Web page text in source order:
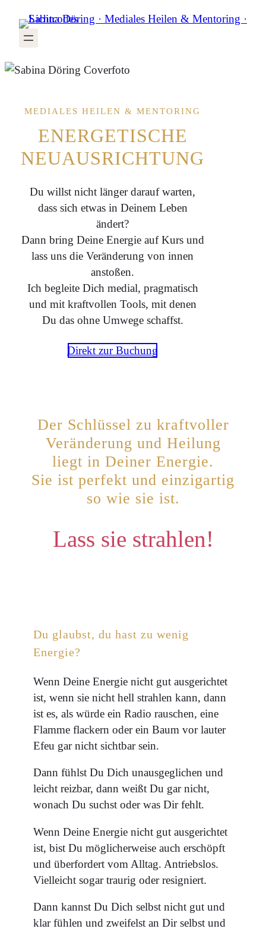
Inhalt
springen
MEDIALES HEILEN & MENTORING
ENERGETISCHE
NEUAUSRICHTUNG
Du willst nicht länger darauf warten,
dass sich etwas in Deinem Leben
ändert?
Dann bring Deine Energie auf Kurs und
lass uns die Veränderung von innen
anstoßen.
Ich begleite Dich medial, pragmatisch
und mit kraftvollen Tools, mit denen
Du das ohne Umwege schaffst.
Direkt zur Buchung
Der Schlüssel zu kraftvoller
Veränderung und Heilung
liegt in Deiner Energie.
Sie ist perfekt und einzigartig
so wie sie ist.
Lass sie strahlen!
Du glaubst, du hast zu wenig
Energie?
Wenn Deine Energie nicht gut ausgerichtet
ist, wenn sie nicht hell strahlen kann, dann
ist es, als würde ein Radio rauschen, eine
Flamme flackern oder ein Baum vor lauter
Efeu gar nicht sichtbar sein.
Dann fühlst Du Dich unausgeglichen und
leicht reizbar, dann weißt Du gar nicht,
wonach Du suchst oder was Dir fehlt.
Wenn Deine Energie nicht gut ausgerichtet
ist, bist Du möglicherweise auch erschöpft
und überfordert vom Alltag. Antriebslos.
Vielleicht sogar traurig oder resigniert.
Dann kannst Du Dich selbst nicht gut und
klar fühlen und zweifelst an Dir selbst und